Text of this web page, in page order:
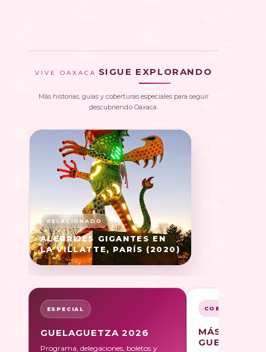
VIVE OAXACA SIGUE EXPLORANDO
Más historias, guías y coberturas especiales para seguir
descubriendo Oaxaca.
ALEBRIJES GIGANTES EN
LA VILLATTE, PARÍS (2020)
ESPECIAL
GUELAGUETZA 2026
Programa, delegaciones, boletos y
COBERTURA
MÁS SOBRE